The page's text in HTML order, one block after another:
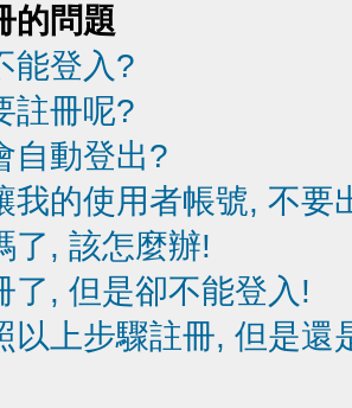
的問題
能登入?
註冊呢?
自動登出?
我的使用者帳號, 不要
了, 該怎麼辦!
了, 但是卻不能登入!
以上步驟註冊, 但是還